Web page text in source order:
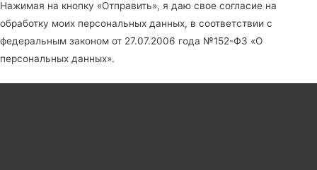
Нажимая на кнопку «Отправить», я даю свое согласие на
обработку моих персональных данных, в соответствии с
федеральным законом от 27.07.2006 года №152-Ф3 «О
персональных данных».